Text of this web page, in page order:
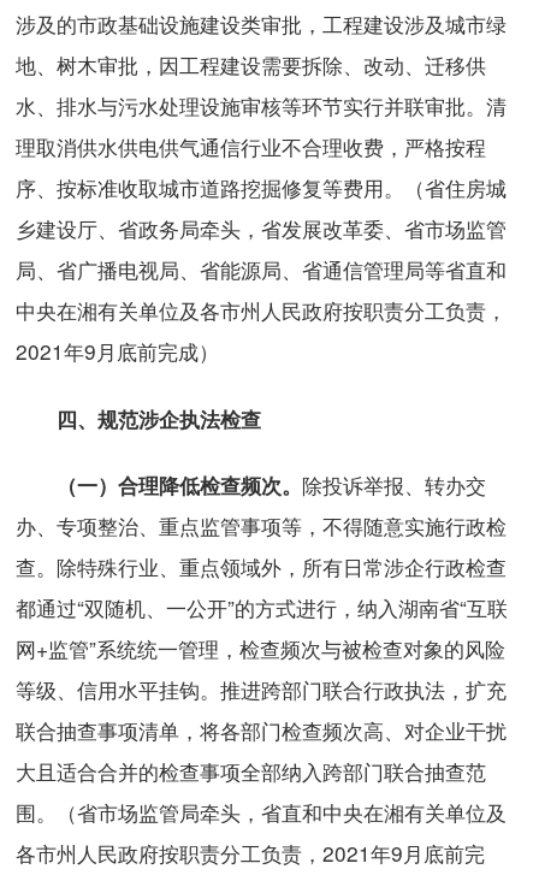
涉及的市政基础设施建设类审批，工程建设涉及城市绿
地、树木审批，因工程建设需要拆除、改动、迁移供
水、排水与污水处理设施审核等环节实行并联审批。清
理取消供水供电供气通信行业不合理收费，严格按程
序、按标准收取城市道路挖掘修复等费用。（省住房城
乡建设厅、省政务局牵头，省发展改革委、省市场监管
局、省广播电视局、省能源局、省通信管理局等省直和
中央在湘有关单位及各市州人民政府按职责分工负责，
2021年9月底前完成）
四、规范涉企执法检查
（一）合理降低检查频次。 除投诉举报、转办交
办、专项整治、重点监管事项等，不得随意实施行政检
查。除特殊行业、重点领域外，所有日常涉企行政检查
都通过“双随机、一公开”的方式进行，纳入湖南省“互联
网+监管”系统统一管理，检查频次与被检查对象的风险
等级、信用水平挂钩。推进跨部门联合行政执法，扩充
联合抽查事项清单，将各部门检查频次高、对企业干扰
大且适合合并的检查事项全部纳入跨部门联合抽查范
围。（省市场监管局牵头，省直和中央在湘有关单位及
各市州人民政府按职责分工负责，2021年9月底前完